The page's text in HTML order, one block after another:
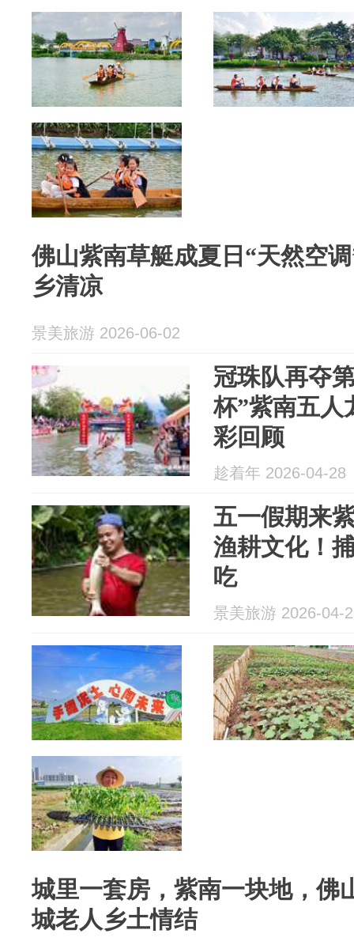
佛山紫南草艇成夏日“天然空
乡清凉
景美旅游 2026-06-02
冠珠队再夺
杯”紫南五人
彩回顾
趁着年 2026-04-28
五一假期来
渔耕文化！
吃
景美旅游 2026-04-
城里一套房，紫南一块地，佛
城老人乡土情结